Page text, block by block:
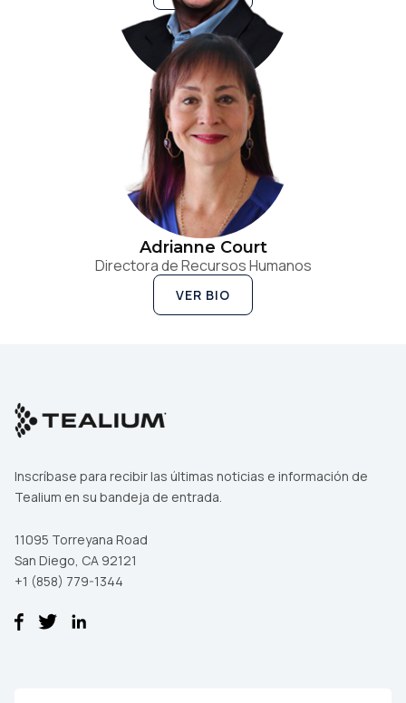
Phil Maynard
Director Jurídico
VER BIO
Adrianne Court
Directora de Recursos Humanos
VER BIO
Inscríbase para recibir las últimas noticias e información de
Tealium en su bandeja de entrada.
11095 Torreyana Road
San Diego, CA 92121
+1 (858) 779-1344